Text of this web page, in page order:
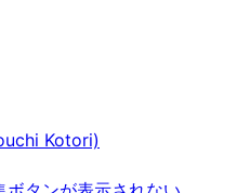
Kotori)